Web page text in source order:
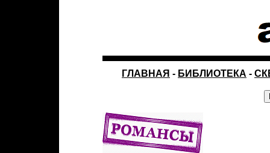
ГЛАВНАЯ - БИБЛИОТЕКА -